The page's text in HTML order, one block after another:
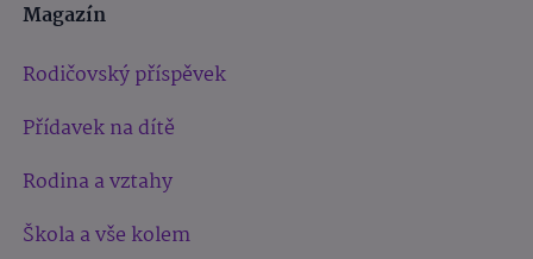
Magazín
Rodičovský příspěvek
Přídavek na dítě
Rodina a vztahy
Škola a vše kolem